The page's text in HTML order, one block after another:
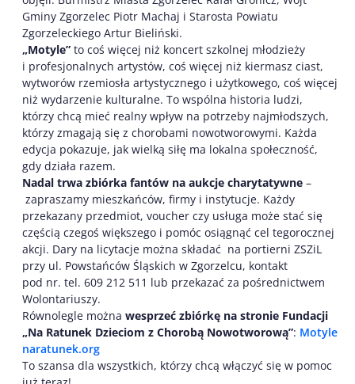
Gminy Zgorzelec Piotr Machaj i Starosta Powiatu
Zgorzeleckiego Artur Bieliński.
„Motyle” to coś więcej niż koncert szkolnej młodzieży
i profesjonalnych artystów, coś więcej niż kiermasz ciast,
wytworów rzemiosła artystycznego i użytkowego, coś więcej
niż wydarzenie kulturalne. To wspólna historia ludzi,
którzy chcą mieć realny wpływ na potrzeby najmłodszych,
którzy zmagają się z chorobami nowotworowymi. Każda
edycja pokazuje, jak wielką siłę ma lokalna społeczność,
gdy działa razem.
Nadal trwa zbiórka fantów na aukcje charytatywne –
zapraszamy mieszkańców, firmy i instytucje. Każdy
przekazany przedmiot, voucher czy usługa może stać się
częścią czegoś większego i pomóc osiągnąć cel tegorocznej
akcji. Dary na licytacje można składać na portierni ZSZiL
przy ul. Powstańców Śląskich w Zgorzelcu, kontakt
pod nr. tel. 609 212 511 lub przekazać za pośrednictwem
Wolontariuszy.
Równolegle można wesprzeć zbiórkę na stronie Fundacji
„Na Ratunek Dzieciom z Chorobą Nowotworową”: Motyle
naratunek.org
To szansa dla wszystkich, którzy chcą włączyć się w pomoc